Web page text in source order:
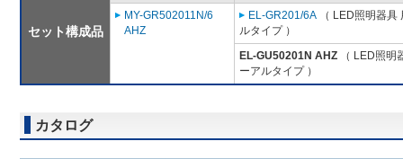
セット構成品
MY-GR502011N/6
AHZ
EL-GR201/6A （ LED照明器
ルタイプ ）
EL-GU50201N AHZ （ LED照明
ーアルタイプ ）
カタログ